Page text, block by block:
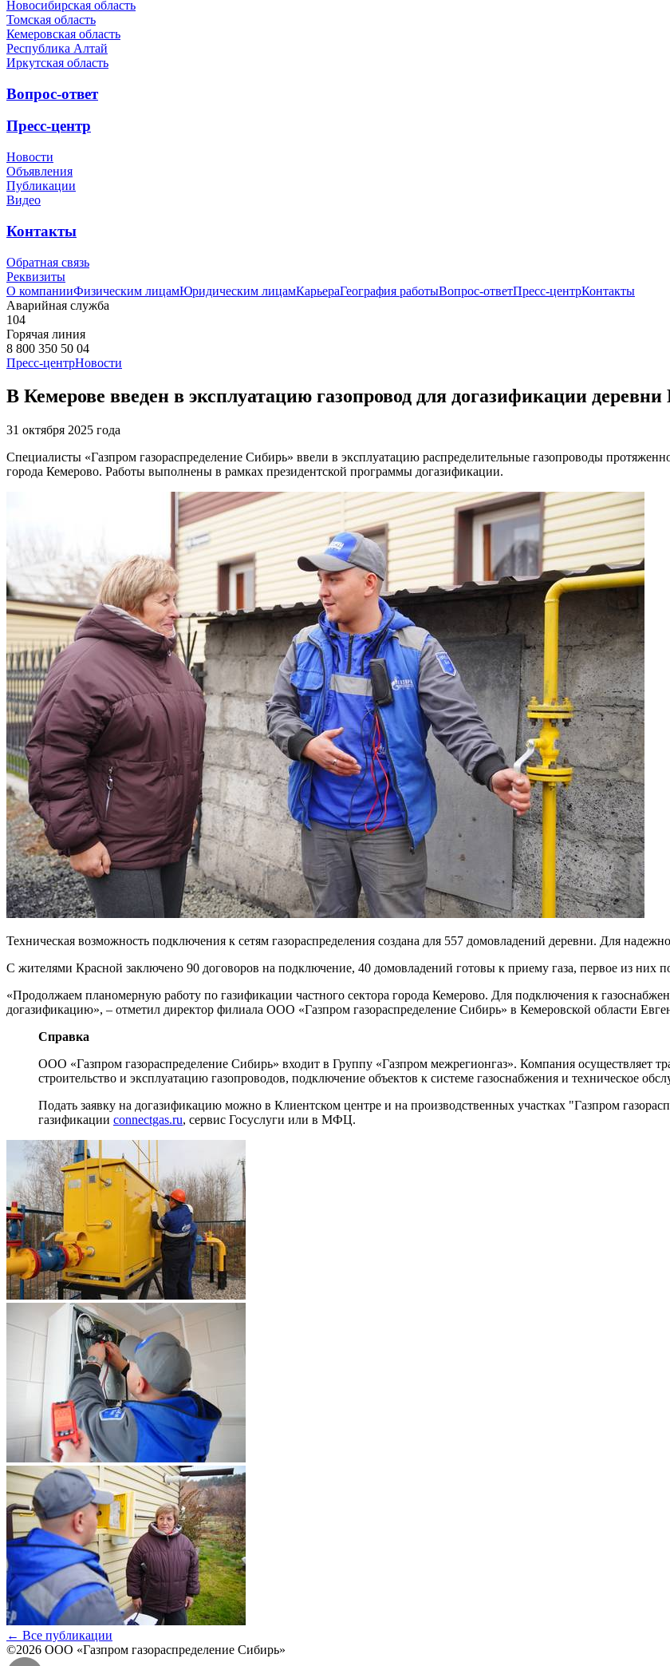
Новосибирская область
Томская область
Кемеровская область
Республика Алтай
Иркутская область
Вопрос-ответ
Пресс-центр
Новости
Объявления
Публикации
Видео
Контакты
Обратная связь
Реквизиты
О компанииФизическим лицамЮридическим лицамКарьераГеография работыВопрос-ответПресс-центрКонтакты
Аварийная служба
104
Горячая линия
8 800 350 50 04
Пресс-центрНовости
В Кемерове введен в эксплуатацию газопровод для догазификации деревни
31 октября 2025 года
Специалисты «Газпром газораспределение Сибирь» ввели в эксплуатацию распределительные газопроводы
города Кемерово. Работы выполнены в рамках президентской программы догазификации.
Техническая возможность подключения к сетям газораспределения создана для 557 домовладений деревни. Для
С жителями Красной заключено 90 договоров на подключение, 40 домовладений готовы к приему газа, первое из них
«Продолжаем планомерную работу по газификации частного сектора города Кемерово. Для подключения к
догазификацию», – отметил директор филиала ООО «Газпром газораспределение Сибирь» в Кемеровской области
Справка
ООО «Газпром газораспределение Сибирь» входит в Группу «Газпром межрегионгаз». Компания осуществляет
строительство и эксплуатацию газопроводов, подключение объектов к системе газоснабжения и техническое
Подать заявку на догазификацию можно в Клиентском центре и на производственных участках "Газпром
газификации connectgas.ru, сервис Госуслуги или в МФЦ.
← Все публикации
©2026 ООО «Газпром газораспределение Сибирь»